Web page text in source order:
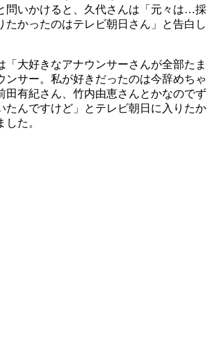
問いかけると、久代さんは「元々は…採
たかったのはテレビ朝日さん」と告白し
「大好きなアナウンサーさんが全部たま
ンサー。私が好きだったのは今辞めちゃ
田有紀さん、竹内由恵さんとかなのでず
たんですけど」とテレビ朝日に入りたか
た。